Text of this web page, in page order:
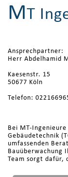
MT
Ansprechpartner:
Herr Abdelhamid
Kaesenstr. 15
50677 Köln
Telefon:
Bei MT-
Gebäudetechnik
umfassenden
Bauüberwachung
Team sorgt dafür,